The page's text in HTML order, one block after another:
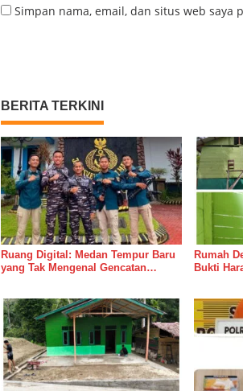
Simpan nama, email, dan situs web
BERITA TERKINI
Ruang Digital: Medan Tempur Baru
yang Tak Mengenal Gencatan
Rumah
Bukti